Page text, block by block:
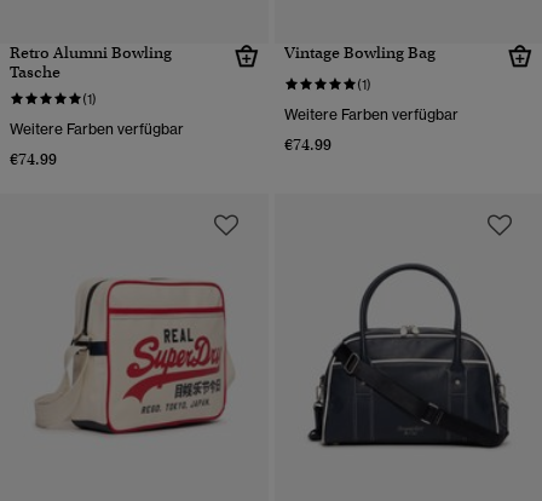
Retro Alumni Bowling
Tasche
(1)
Weitere Farben verfügbar
€74.99
Vintage Bowling Bag
(1)
Weitere Farben verfügbar
€74.99